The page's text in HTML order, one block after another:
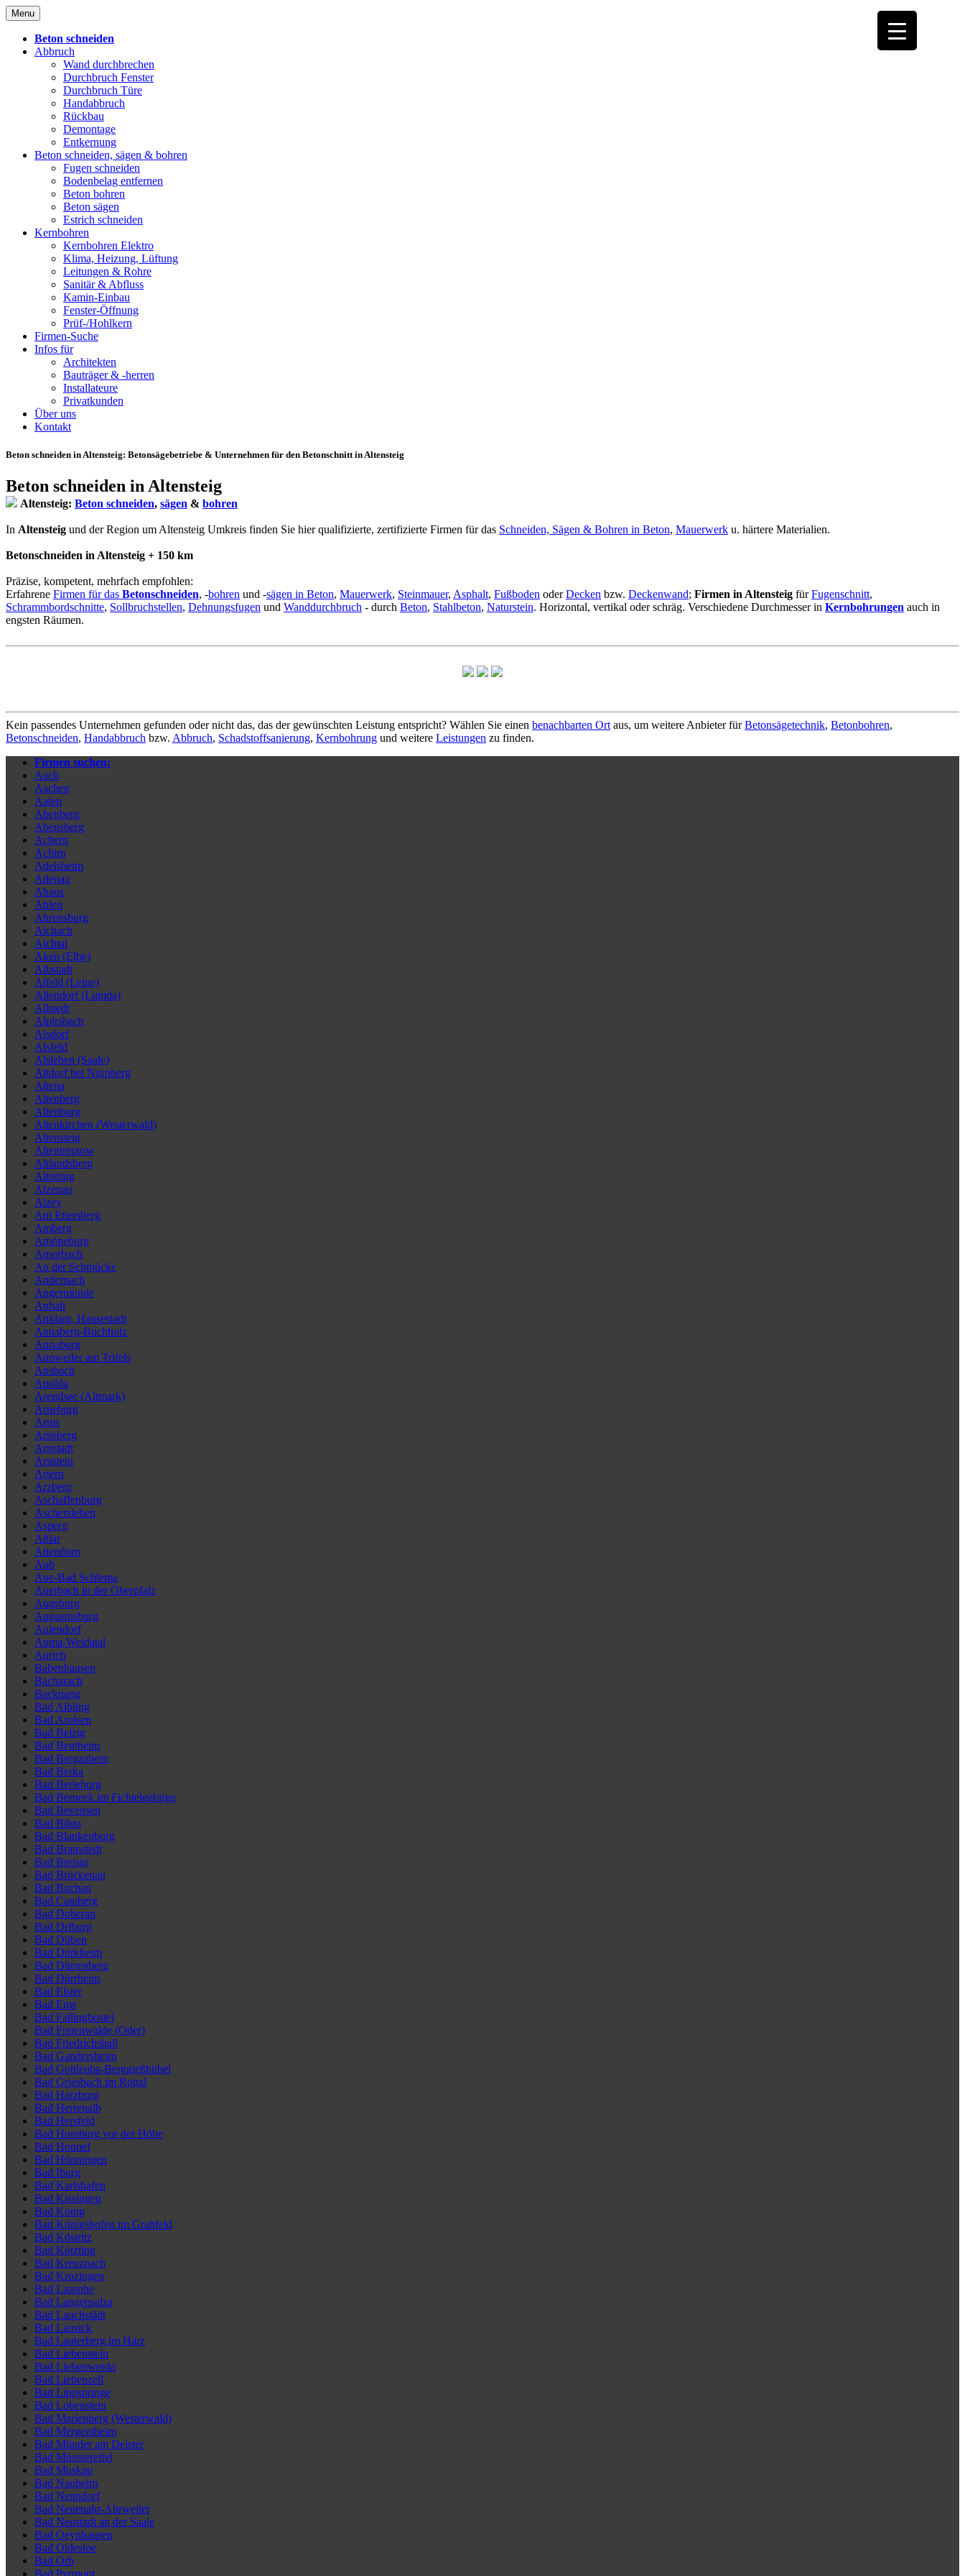
Skip
to
content
Menu
Beton schneiden
Abbruch
Wand durchbrechen
Durchbruch Fenster
Durchbruch Türe
Handabbruch
Rückbau
Demontage
Entkernung
Beton schneiden, sägen & bohren
Fugen schneiden
Bodenbelag entfernen
Beton bohren
Beton sägen
Estrich schneiden
Kernbohren
Kernbohren Elektro
Klima, Heizung, Lüftung
Leitungen & Rohre
Sanitär & Abfluss
Kamin-Einbau
Fenster-Öffnung
Prüf-/Hohlkern
Firmen-Suche
Infos für
Architekten
Bauträger & -herren
Installateure
Privatkunden
Über uns
Kontakt
Beton schneiden in Altensteig: Betonsägebetriebe & Unternehmen für den Betonschnitt in Altensteig
Beton schneiden in Altensteig
Altensteig: Beton schneiden, sägen & bohren
In Altensteig und der Region um Altensteig Umkreis finden Sie hier qualifizierte, zertifizierte Firmen für das Schneiden, Sägen & Bohren in Beton, Mauerwerk u. härtere Materialien.
Betonschneiden in Altensteig + 150 km
Präzise, kompetent, mehrfach empfohlen:
Erfahrene Firmen für das Betonschneiden, -bohren und -sägen in Beton, Mauerwerk, Steinmauer, Asphalt, Fußboden oderDecken bzw. Deckenwand; Firmen in Altensteig fürFugenschnitt,
Schrammbordschnitte, Sollbruchstellen, Dehnungsfugen und Wanddurchbruch - durch Beton, Stahlbeton, Naturstein. Horizontal, vertikal oder schräg. Verschiedene Durchmesser in Kernbohrungen auch in
engsten Räumen.
Kein passendes Unternehmen gefunden oder nicht das, das der gewünschten Leistung entspricht? Wählen Sie einen benachbarten Ort aus, um weitere Anbieter fürBetonsägetechnik, Betonbohren,
Betonschneiden, Handabbruch bzw. Abbruch, Schadstoffsanierung, Kernbohrung und weitere Leistungen zu finden.
Firmen suchen:
Aach
Aachen
Aalen
Abenberg
Abensberg
Achern
Achim
Adelsheim
Adenau
Ahaus
Ahlen
Ahrensburg
Aichach
Aichtal
Aken (Elbe)
Albstadt
Alfeld (Leine)
Allendorf (Lumda)
Allstedt
Alpirsbach
Alsdorf
Alsfeld
Alsleben (Saale)
Altdorf bei Nürnberg
Altena
Altenberg
Altenburg
Altenkirchen (Westerwald)
Altensteig
Altentreptow
Altlandsberg
Altötting
Alzenau
Alzey
Am Ettersberg
Amberg
Amöneburg
Amorbach
An der Schmücke
Andernach
Angermünde
Anhalt
Anklam, Hansestadt
Annaberg-Buchholz
Annaburg
Annweiler am Trifels
Ansbach
Apolda
Arendsee (Altmark)
Arneburg
Arnis
Arnsberg
Arnstadt
Arnstein
Artern
Arzberg
Aschaffenburg
Aschersleben
Asperg
Aßlar
Attendorn
Aub
Aue-Bad Schlema
Auerbach in der Oberpfalz
Augsburg
Augustusburg
Aulendorf
Auma-Weidatal
Aurich
Babenhausen
Bacharach
Backnang
Bad Aibling
Bad Arolsen
Bad Belzig
Bad Bentheim
Bad Bergzabern
Bad Berka
Bad Berleburg
Bad Berneck im Fichtelgebirge
Bad Bevensen
Bad Bibra
Bad Blankenburg
Bad Bramstedt
Bad Breisig
Bad Brückenau
Bad Buchau
Bad Camberg
Bad Doberan
Bad Driburg
Bad Düben
Bad Dürkheim
Bad Dürrenberg
Bad Dürrheim
Bad Elster
Bad Ems
Bad Fallingbostel
Bad Freienwalde (Oder)
Bad Friedrichshall
Bad Gandersheim
Bad Gottleuba-Berggießhübel
Bad Griesbach im Rottal
Bad Harzburg
Bad Herrenalb
Bad Hersfeld
Bad Homburg vor der Höhe
Bad Honnef
Bad Hönningen
Bad Iburg
Bad Karlshafen
Bad Kissingen
Bad König
Bad Königshofen im Grabfeld
Bad Köstritz
Bad Kötzting
Bad Kreuznach
Bad Krozingen
Bad Laasphe
Bad Langensalza
Bad Lauchstädt
Bad Lausick
Bad Lauterberg im Harz
Bad Liebenstein
Bad Liebenwerda
Bad Liebenzell
Bad Lippspringe
Bad Lobenstein
Bad Marienberg (Westerwald)
Bad Mergentheim
Bad Münder am Deister
Bad Münstereifel
Bad Muskau
Bad Nauheim
Bad Nenndorf
Bad Neuenahr-Ahrweiler
Bad Neustadt an der Saale
Bad Oeynhausen
Bad Oldesloe
Bad Orb